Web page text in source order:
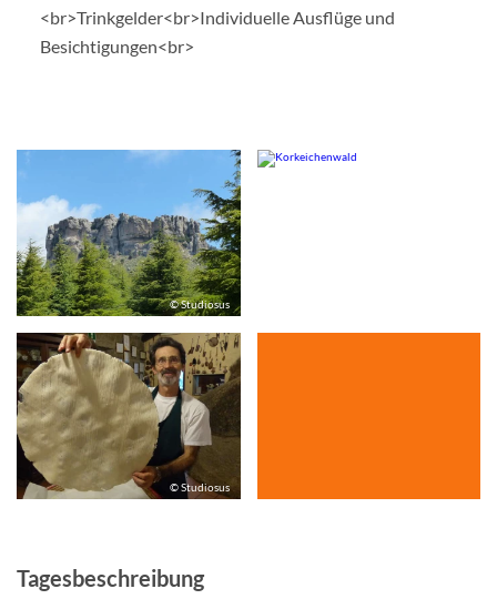
<br>Trinkgelder<br>Individuelle Ausflüge und
Besichtigungen<br>
© Studiosus
© Studiosus
Tagesbeschreibung